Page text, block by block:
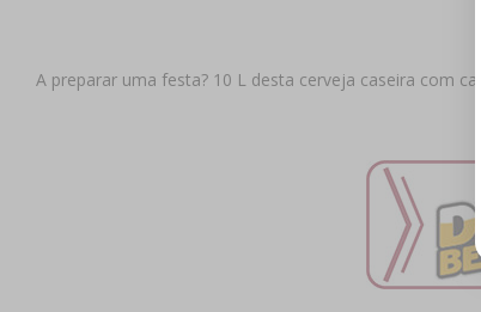
A preparar uma festa? 10 L desta cerveja caseira com